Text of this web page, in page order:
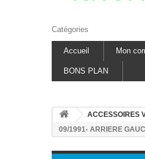
Catégories
Accueil Mon
BONS PLAN
ACCESSOIRES
09/1991- ARRIERE